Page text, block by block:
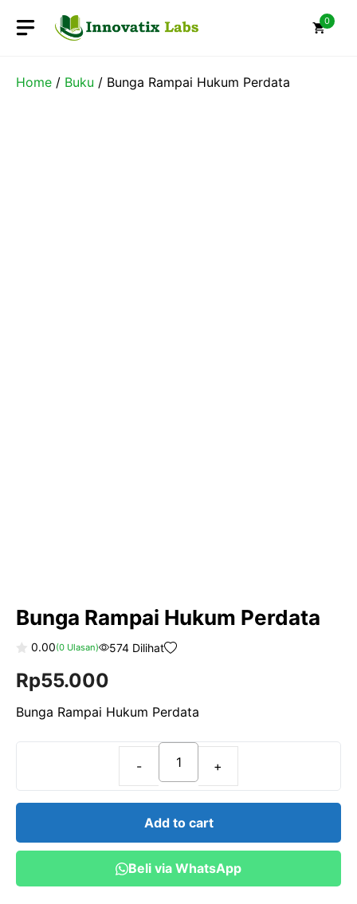
0
Home / Buku / Bunga Rampai Hukum Perdata
Bunga Rampai Hukum Perdata
o
u
o
f
0.00(0Ulasan) 574 Dilihat
Rp55.000
Bunga Rampai Hukum Perdata
Rampai
quantity
Add to cart
Beli via WhatsApp